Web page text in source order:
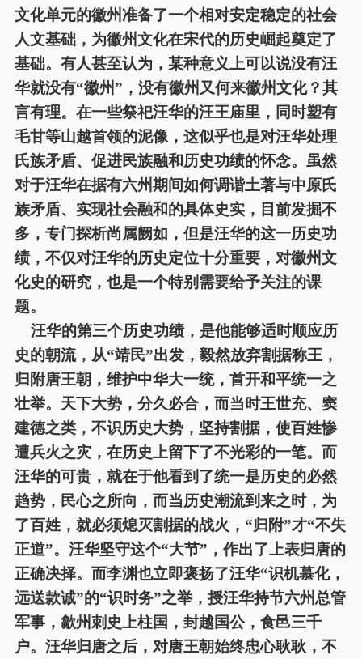
文化单元的徽州准备了一个相对安定稳定的社会
人文基础，为徽州文化在宋代的历史崛起奠定了
基础。有人甚至认为，某种意义上可以说没有汪
华就没有“徽州” ，没有徽州又何来徽州文化？其
言有理。在一些祭祀汪华的汪王庙里，同时塑有
毛甘等山越首领的泥像，这似乎也是对汪华处理
氏族矛盾、促进民族融和历史功绩的怀念。虽然
对于汪华在据有六州期间如何调谐土著与中原氏
族矛盾、实现社会融和的具体史实，目前发掘不
多，专门探析尚属阙如，但是汪华的这一历史功
绩，不仅对汪华的历史定位十分重要，对徽州文
化史的研究，也是一个特别需要给予关注的课
题。
汪华的第三个历史功绩，是他能够适时顺应历
史的朝流，从“靖民”出发，毅然放弃割据称王，
归附唐王朝，维护中华大一统，首开和平统一之
壮举。天下大势，分久必合， 而当时王世充、窦
建德之类，不识历史大势，坚持割据，使百姓惨
遭兵火之灾，在历史上留下了不光彩的一笔。而
汪华的可贵， 就在于他看到了统一是历史的必然
趋势，民心之所向，而当历史潮流到来之时，为
了百姓，就必须熄灭割据的战火， “归附”才“不失
正道”。汪华坚守这个“大节”，作出了上表归唐的
正确决择。而李渊也立即褒扬了汪华“识机慕化，
远送款诚”的“识时务”之举，授汪华持节六州总管
军事，歙州刺史上柱国，封越国公，食邑三千
户。汪华归唐之后，对唐王朝始终忠心耿耿，不